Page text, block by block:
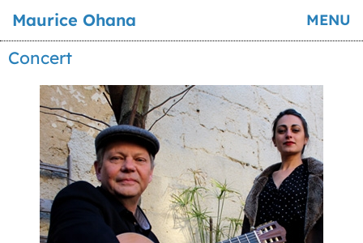
Maurice Ohana MENU
Concert